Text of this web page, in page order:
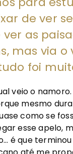
de ver
as
mas via
foi
veio o
mesmo
como se
esse apelo,
é que